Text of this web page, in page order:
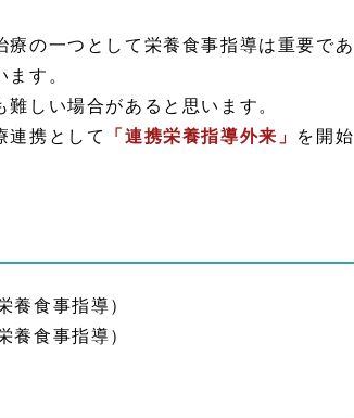
の一つとして栄養食事指導は重要であ
す。
しい場合があると思います。
連携として
「連携栄養指導外来」 を開始
食事指導）
食事指導）